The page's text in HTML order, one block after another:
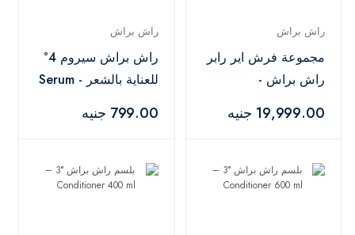
راش براش
مجموعة فرش اير رابر
راش براش -
19,999.00 جنيه
راش براش
راش براش سيروم 4°
للعناية بالشعر - Serum
799.00 جنيه